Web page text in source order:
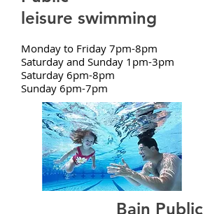
leisure swimming
Monday to Friday 7pm-8pm
Saturday and Sunday 1pm-3pm
Saturday 6pm-8pm
Sunday 6pm-7pm
Bain Public